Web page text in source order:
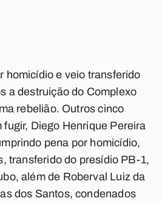
homicídio e veio transferido
a destruição do Complexo
rebelião. Outros cinco
Diego Henrique Pereira
pena por homicídio,
transferido do presídio PB-1,
além de Roberval Luiz da
dos Santos, condenados